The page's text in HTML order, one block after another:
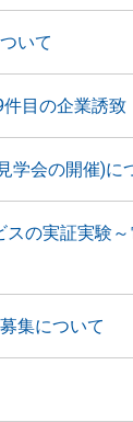
いて
目の企業誘致
学会の開催)に
の実証実験
集について